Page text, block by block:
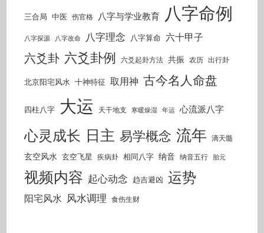
三合局 中医 伤官格 八字与学业教育 八字命例
八字探源 八字改命 八字理念 八字算命 六十甲子
六爻卦 六爻卦例 六爻起卦方法 共振 农历 出行卦
北京阳宅风水 十神特征 取用神 古今名人命盘
四柱八字 大运 天干地支 寒暖燥湿 年运 心流派八字
心灵成长 日主 易学概念 流年 滴天髓
玄空风水 玄空飞星 疾病卦 相同八字 纳音 纳音五行 胎元
视频内容 起心动念 趋吉避凶 运势
阳宅风水 风水调理 食伤生财